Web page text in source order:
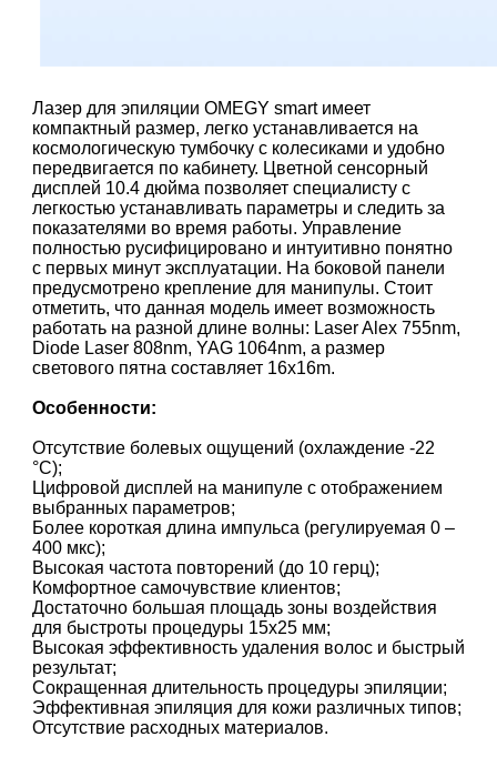
Лазер для эпиляции OMEGY smart имеет
компактный размер, легко устанавливается на
космологическую тумбочку с колесиками и удобно
передвигается по кабинету. Цветной сенсорный
дисплей 10.4 дюйма позволяет специалисту с
легкостью устанавливать параметры и следить за
показателями во время работы. Управление
полностью русифицировано и интуитивно понятно
с первых минут эксплуатации. На боковой панели
предусмотрено крепление для манипулы. Стоит
отметить, что данная модель имеет возможность
работать на разной длине волны: Laser Alex 755nm,
Diode Laser 808nm, YAG 1064nm, а размер
светового пятна составляет 16х16m.
Особенности:
Отсутствие болевых ощущений (охлаждение -22
°С);
Цифровой дисплей на манипуле с отображением
выбранных параметров;
Более короткая длина импульса (регулируемая 0 –
400 мкс);
Высокая частота повторений (до 10 герц);
Комфортное самочувствие клиентов;
Достаточно большая площадь зоны воздействия
для быстроты процедуры 15х25 мм;
Высокая эффективность удаления волос и быстрый
результат;
Сокращенная длительность процедуры эпиляции;
Эффективная эпиляция для кожи различных типов;
Отсутствие расходных материалов.